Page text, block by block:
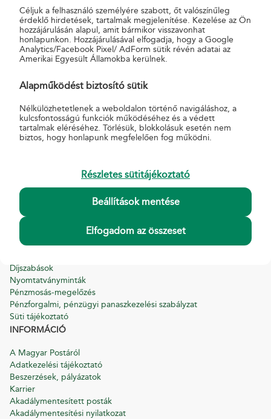
További hírek
Hírek archívum (2012- 2023)
Nemzetközi hírek
Blog
Céljuk a felhasználó személyére szabott, őt valószínűleg
érdeklő hirdetések, tartalmak megjelenítése. Kezelése az Ön
hozzájárulásán alapul, amit bármikor visszavonhat
honlapunkon. Hozzájárulásával elfogadja, hogy a Google
Analytics/Facebook Pixel/ AdForm sütik révén adatai az
Amerikai Egyesült Államokba kerülnek.
Alapműködést biztosító sütik
Nélkülözhetetlenek a weboldalon történő navigáláshoz, a
kulcsfontosságú funkciók működéséhez és a védett
tartalmak eléréséhez. Törlésük, blokkolásuk esetén nem
biztos, hogy honlapunk megfelelően fog működni.
Részletes sütitájékoztató
Beállítások mentése
Elfogadom az összeset
MBH Bank akciók
Lejárt akciók
HASZNOS
Általános Szerződési Feltételek
Díjszabások
Nyomtatványminták
Pénzmosás-megelőzés
Pénzforgalmi, pénzügyi panaszkezelési szabályzat
Süti tájékoztató
INFORMÁCIÓ
A Magyar Postáról
Adatkezelési tájékoztató
Beszerzések, pályázatok
Karrier
Akadálymentesített posták
Akadálymentesítési nyilatkozat